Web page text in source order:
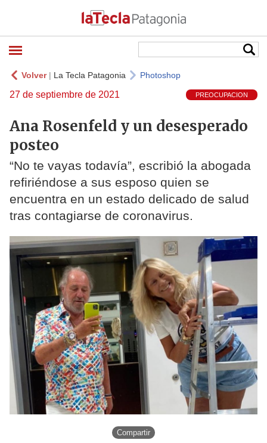
Volver| La Tecla Patagonia Photoshop
27 de septiembre de 2021 PREOCUPACION
Ana Rosenfeld y un desesperado
posteo
“No te vayas todavía”, escribió la abogada
refiriéndose a sus esposo quien se
encuentra en un estado delicado de salud
tras contagiarse de coronavirus.
Compartir